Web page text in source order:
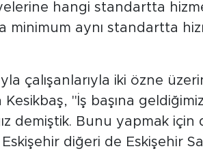
hangi standartta
minimum aynı standartta
çalışanlarıyla iki özne
Kesikbaş, "İş başına
demiştik. Bunu yapmak için
diğeri de Eskişehir